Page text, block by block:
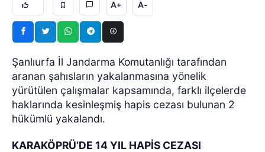
A+ A-
Şanlıurfa İl Jandarma Komutanlığı tarafından
aranan şahısların yakalanmasına yönelik
yürütülen çalışmalar kapsamında, farklı ilçelerde
haklarında kesinleşmiş hapis cezası bulunan 2
hükümlü yakalandı.
KARAKÖPRÜ’DE 14 YIL HAPİS CEZASI